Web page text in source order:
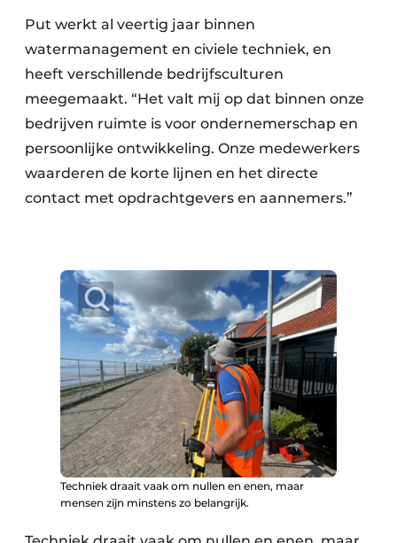
Put werkt al veertig jaar binnen
watermanagement en civiele techniek, en
heeft verschillende bedrijfsculturen
meegemaakt. “Het valt mij op dat binnen onze
bedrijven ruimte is voor ondernemerschap en
persoonlijke ontwikkeling. Onze medewerkers
waarderen de korte lijnen en het directe
contact met opdrachtgevers en aannemers.”
Techniek draait vaak om nullen en enen, maar
mensen zijn minstens zo belangrijk.